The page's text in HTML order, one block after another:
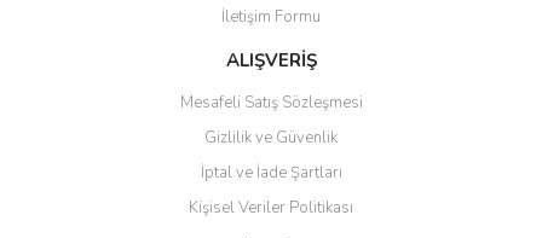
Ürün fiyatı diğer sitelerden daha pahalı.
Bu ürüne benzer farklı alternatifler olmalı.
Gönder
İletişim Formu
ALIŞVERİŞ
Mesafeli Satış Sözleşmesi
Gizlilik ve Güvenlik
İptal ve İade Şartları
Kişisel Veriler Politikası